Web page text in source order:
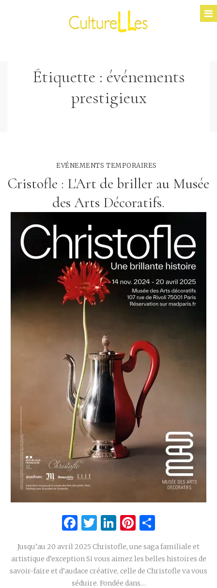
Étiquette : événements
prestigieux
EVÉNEMENTS TEMPORAIRES
Cristofle : L'Art de briller au Musée
des Arts Décoratifs.
Facebook
Twitter
LinkedIn
Pinterest
Jusqu’au 20 avril 2025 Christofle, une saga familiale et
artistique d’exception Si vous aimez les belles histoires de
savoir-faire et d’audace créative, celle de Christofle va vous
séduire. Fondée dans…